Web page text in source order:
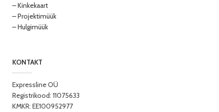
– Kinkekaart
– Projektimüük
– Hulgimüük
KONTAKT
Expressline OÜ
Registrikood: 11075633
KMKR: EE100952977